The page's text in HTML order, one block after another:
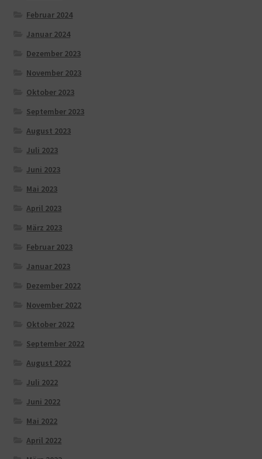
Februar 2024
Januar 2024
Dezember 2023
November 2023
Oktober 2023
September 2023
August 2023
Juli 2023
Juni 2023
Mai 2023
April 2023
März 2023
Februar 2023
Januar 2023
Dezember 2022
November 2022
Oktober 2022
September 2022
August 2022
Juli 2022
Juni 2022
Mai 2022
April 2022